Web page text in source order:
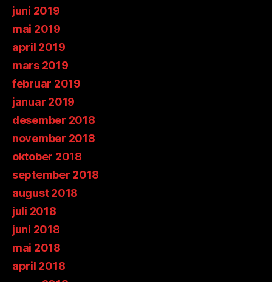
juni 2019
mai 2019
april 2019
mars 2019
februar 2019
januar 2019
desember 2018
november 2018
oktober 2018
september 2018
august 2018
juli 2018
juni 2018
mai 2018
april 2018